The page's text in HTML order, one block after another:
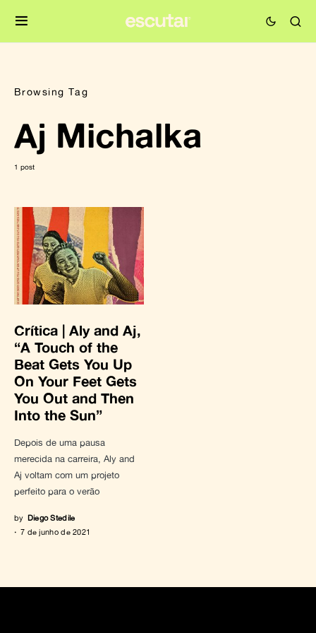
Browsing Tag
Aj Michalka
1 post
Crítica | Aly and Aj,
“A Touch of the
Beat Gets You Up
On Your Feet Gets
You Out and Then
Into the Sun”
Depois de uma pausa
merecida na carreira, Aly and
Aj voltam com um projeto
perfeito para o verão
by Diego Stedile
7 de junho de 2021